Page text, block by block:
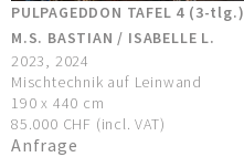
PULPAGEDDON TAFEL 4 (3-tlg.)
M.S. BASTIAN / ISABELLE L.
2023, 2024
Mischtechnik auf Leinwand
190 x 440 cm
85.000 CHF (incl. VAT)
Anfrage